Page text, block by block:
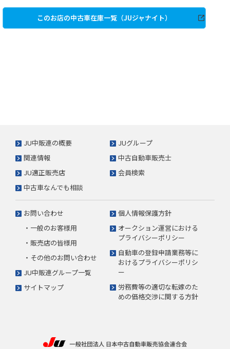
このお店の中古車在庫一覧（JUジャナイト）
JU中販連の概要
JUグループ
関連情報
中古自動車販売士
JU適正販売店
会員検索
中古車なんでも相談
お問い合わせ
・一般のお客様用
・販売店の皆様用
・その他のお問い合わせ
JU中販連グループ一覧
サイトマップ
個人情報保護方針
オークション運営における
プライバシーポリシー
自動車の登録申請業務等に
おけるプライバシーポリシ
ー
労務費等の適切な転嫁のた
めの価格交渉に関する方針